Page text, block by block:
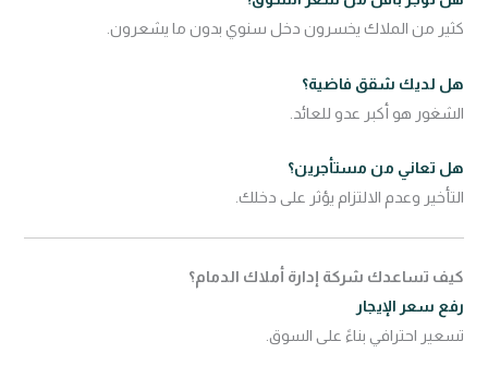
كثير من الملاك يخسرون دخل سنوي بدون ما يشعرون.
هل لديك شقق فاضية؟
الشغور هو أكبر عدو للعائد.
هل تعاني من مستأجرين؟
التأخير وعدم الالتزام يؤثر على دخلك.
كيف تساعدك شركة إدارة أملاك الدمام؟
رفع سعر الإيجار
تسعير احترافي بناءً على السوق.